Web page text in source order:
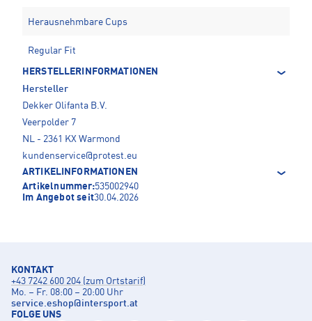
Herausnehmbare Cups
Regular Fit
HERSTELLERINFORMATIONEN
Hersteller
Dekker Olifanta B.V.
Veerpolder 7
NL - 2361 KX Warmond
kundenservice@protest.eu
ARTIKELINFORMATIONEN
Artikelnummer:535002940
Im Angebot seit30.04.2026
KONTAKT
+43 7242 600 204 (zum Ortstarif)
Mo. – Fr. 08:00 – 20:00 Uhr
service.eshop@intersport.at
FOLGE UNS